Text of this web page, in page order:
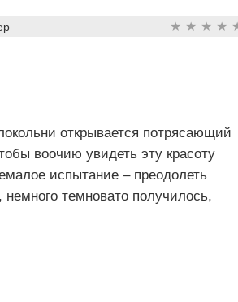
★ ★ ★ ★
открывается потрясающий
воочию увидеть эту красоту
испытание ‒ преодолеть
немного темновато получилось,